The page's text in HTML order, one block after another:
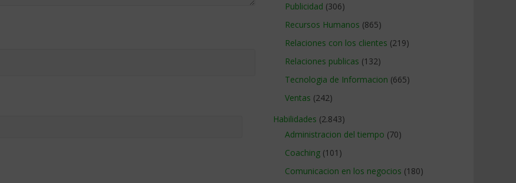
Publicidad (306)
Recursos Humanos (865)
Relaciones con los clientes (219)
Relaciones publicas (132)
Tecnologia de Informacion (665)
Ventas (242)
Habilidades (2.843)
Administracion del tiempo (70)
Coaching (101)
Comunicacion en los negocios (180)